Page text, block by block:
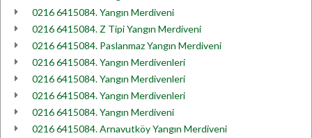
0216 6415084. Yangın Merdiveni
0216 6415084. Z Tipi Yangın Merdiveni
0216 6415084. Paslanmaz Yangın Merdiveni
0216 6415084. Yangın Merdivenleri
0216 6415084. Yangın Merdivenleri
0216 6415084. Yangın Merdivenleri
0216 6415084. Yangın Merdiveni
0216 6415084. Arnavutköy Yangın Merdiveni